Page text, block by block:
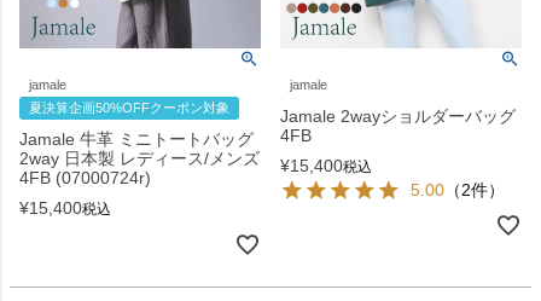
jamale
夏決算企画50%OFFクーポン対象
Jamale 牛革 ミニトートバッグ
2way 日本製 レディース/メンズ
4FB (07000724r)
¥15,400税込
jamale
Jamale 2wayショルダーバッグ
4FB
¥15,400税込
5.00 （2件）